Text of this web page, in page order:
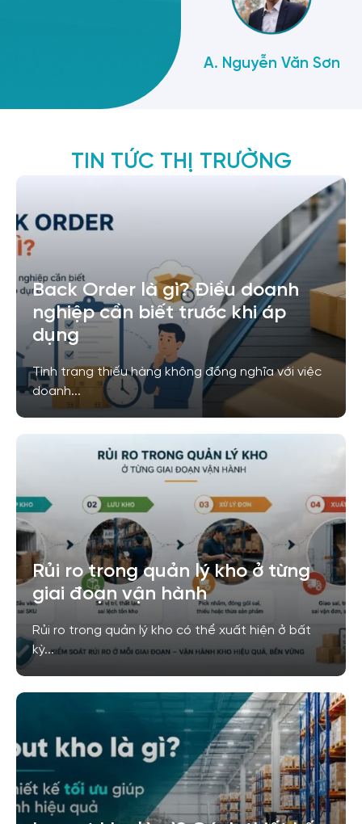
A. Nguyễn Văn Sơn
A. Đinh Vĩ Thanh
TIN TỨC THỊ TRƯỜNG
Back Order là gì? Điều doanh
nghiệp cần biết trước khi áp
dụng
Tình trạng thiếu hàng không đồng nghĩa với việc
doanh...
Rủi ro trong quản lý kho ở từng
giai đoạn vận hành
Rủi ro trong quản lý kho có thể xuất hiện ở bất
kỳ...